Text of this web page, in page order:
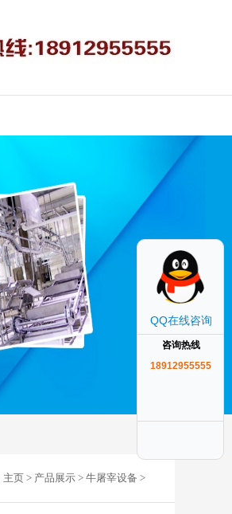
主页 > 产品展示 >牛屠宰设备 >
QQ在线咨询
咨询热线
18912955555